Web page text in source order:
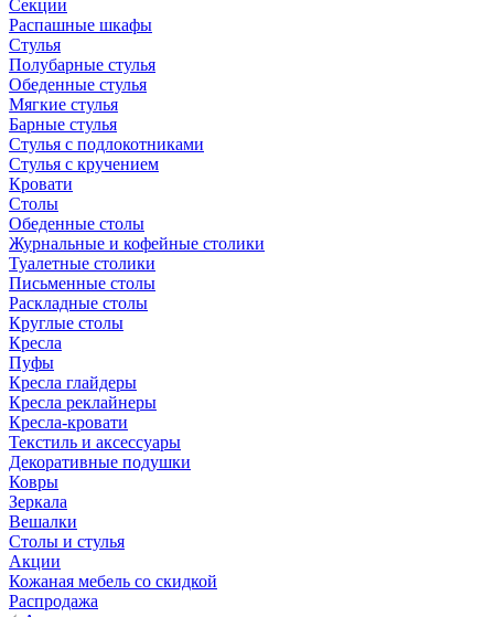
Секции
Распашные шкафы
Стулья
Полубарные стулья
Обеденные стулья
Мягкие стулья
Барные стулья
Стулья с подлокотниками
Стулья с кручением
Кровати
Столы
Обеденные столы
Журнальные и кофейные столики
Туалетные столики
Письменные столы
Раскладные столы
Круглые столы
Кресла
Пуфы
Кресла глайдеры
Кресла реклайнеры
Кресла-кровати
Текстиль и аксессуары
Декоративные подушки
Ковры
Зеркала
Вешалки
Столы и стулья
Акции
Кожаная мебель со скидкой
Распродажа